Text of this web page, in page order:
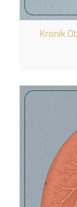
Kronik